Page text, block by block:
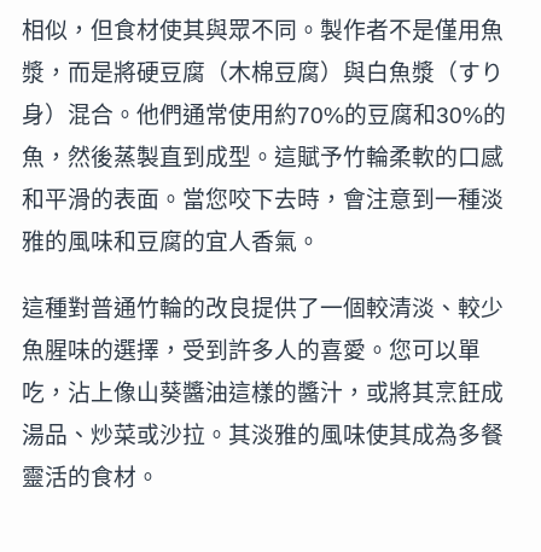
相似，但食材使其與眾不同。製作者不是僅用魚
漿，而是將硬豆腐（木棉豆腐）與白魚漿（すり
身）混合。他們通常使用約70%的豆腐和30%的
魚，然後蒸製直到成型。這賦予竹輪柔軟的口感
和平滑的表面。當您咬下去時，會注意到一種淡
雅的風味和豆腐的宜人香氣。
這種對普通竹輪的改良提供了一個較清淡、較少
魚腥味的選擇，受到許多人的喜愛。您可以單
吃，沾上像山葵醬油這樣的醬汁，或將其烹飪成
湯品、炒菜或沙拉。其淡雅的風味使其成為多餐
靈活的食材。